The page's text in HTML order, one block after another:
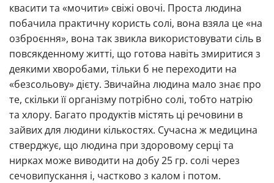
квасити та «мочити» свіжі овочі. Проста людина
побачила практичну користь солі, вона взяла це «на
озброєння», вона так звикла використовувати сіль в
повсякденному житті, що готова навіть змиритися з
деякими хворобами, тільки б не переходити на
«безсольову» дієту. Звичайна людина мало знає про
те, скільки її організму потрібно солі, тобто натрію
та хлору. Багато продуктів містять ці речовини в
зайвих для людини кількостях. Сучасна ж медицина
стверджує, що людина при здоровому серці та
нирках може виводити на добу 25 гр. солі через
сечовипускання і, частково з калом і потом.